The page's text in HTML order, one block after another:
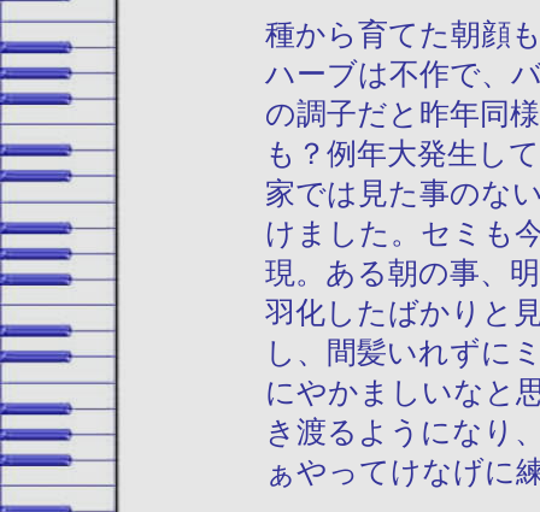
種から育てた朝顔
ハーブは不作で、
の調子だと昨年同
も？例年大発生し
家では見た事のな
けました。セミも
現。ある朝の事、
羽化したばかりと
し、間髪いれずに
にやかましいなと
き渡るようになり
ぁやってけなげに